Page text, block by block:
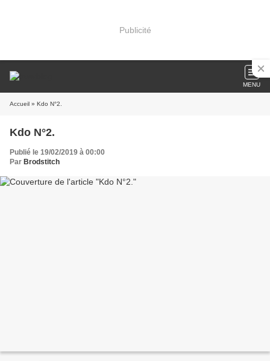
Publicité
MENU
Accueil » Kdo N°2.
Kdo N°2.
Publié le 19/02/2019 à 00:00
Par Brodstitch